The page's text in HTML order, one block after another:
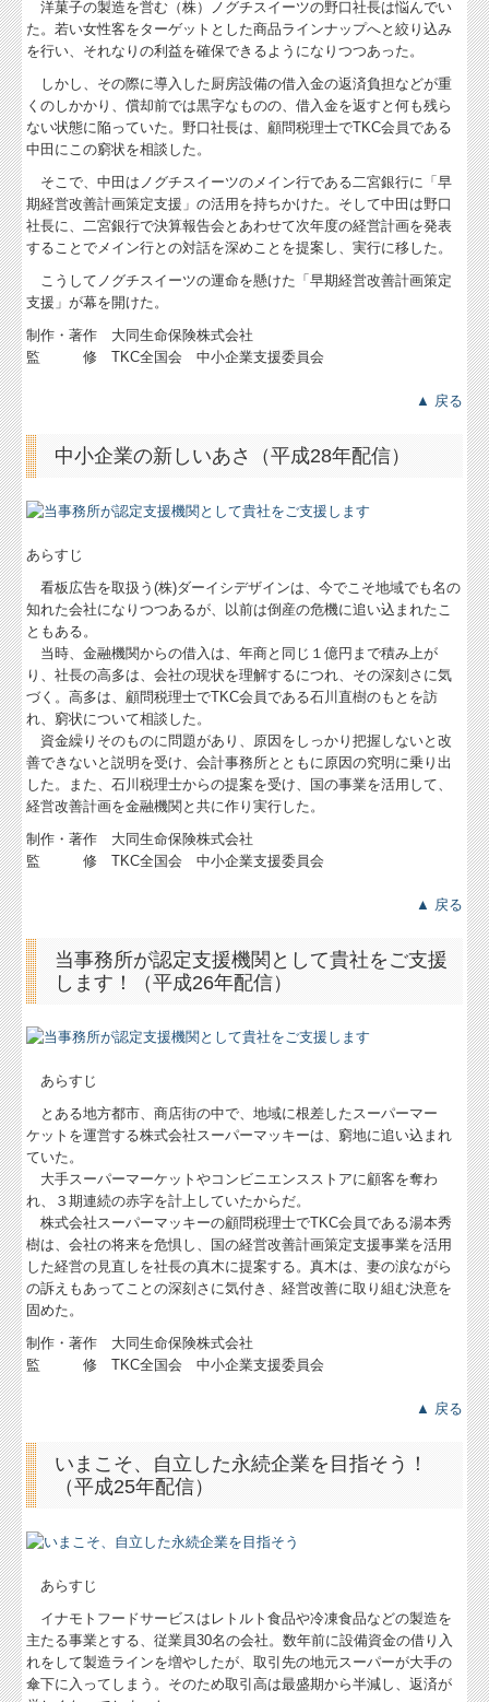
洋菓子の製造を営む（株）ノグチスイーツの野口社長は悩んでい
た。若い女性客をターゲットとした商品ラインナップへと絞り込み
を行い、それなりの利益を確保できるようになりつつあった。
しかし、その際に導入した厨房設備の借入金の返済負担などが重
くのしかかり、償却前では黒字なものの、借入金を返すと何も残ら
ない状態に陥っていた。野口社長は、顧問税理士でTKC会員である
中田にこの窮状を相談した。
そこで、中田はノグチスイーツのメイン行である二宮銀行に「早
期経営改善計画策定支援」の活用を持ちかけた。そして中田は野口
社長に、二宮銀行で決算報告会とあわせて次年度の経営計画を発表
することでメイン行との対話を深めことを提案し、実行に移した。
こうしてノグチスイーツの運命を懸けた「早期経営改善計画策定
支援」が幕を開けた。
制作・著作 大同生命保険株式会社
監 修 TKC全国会 中小企業支援委員会
▲ 戻る
中小企業の新しいあさ（平成28年配信）
あらすじ
看板広告を取扱う(株)ダーイシデザインは、今でこそ地域でも名の
知れた会社になりつつあるが、以前は倒産の危機に追い込まれたこ
ともある。
当時、金融機関からの借入は、年商と同じ１億円まで積み上が
り、社長の高多は、会社の現状を理解するにつれ、その深刻さに気
づく。高多は、顧問税理士でTKC会員である石川直樹のもとを訪
れ、窮状について相談した。
資金繰りそのものに問題があり、原因をしっかり把握しないと改
善できないと説明を受け、会計事務所とともに原因の究明に乗り出
した。また、石川税理士からの提案を受け、国の事業を活用して、
経営改善計画を金融機関と共に作り実行した。
制作・著作 大同生命保険株式会社
監 修 TKC全国会 中小企業支援委員会
▲ 戻る
当事務所が認定支援機関として貴社をご支援
します！（平成26年配信）
あらすじ
とある地方都市、商店街の中で、地域に根差したスーパーマー
ケットを運営する株式会社スーパーマッキーは、窮地に追い込まれ
ていた。
大手スーパーマーケットやコンビニエンスストアに顧客を奪わ
れ、３期連続の赤字を計上していたからだ。
株式会社スーパーマッキーの顧問税理士でTKC会員である湯本秀
樹は、会社の将来を危惧し、国の経営改善計画策定支援事業を活用
した経営の見直しを社長の真木に提案する。真木は、妻の涙ながら
の訴えもあってことの深刻さに気付き、経営改善に取り組む決意を
固めた。
制作・著作 大同生命保険株式会社
監 修 TKC全国会 中小企業支援委員会
▲ 戻る
いまこそ、自立した永続企業を目指そう！
（平成25年配信）
あらすじ
イナモトフードサービスはレトルト食品や冷凍食品などの製造を
主たる事業とする、従業員30名の会社。数年前に設備資金の借り入
れをして製造ラインを増やしたが、取引先の地元スーパーが大手の
傘下に入ってしまう。そのため取引高は最盛期から半減し、返済が